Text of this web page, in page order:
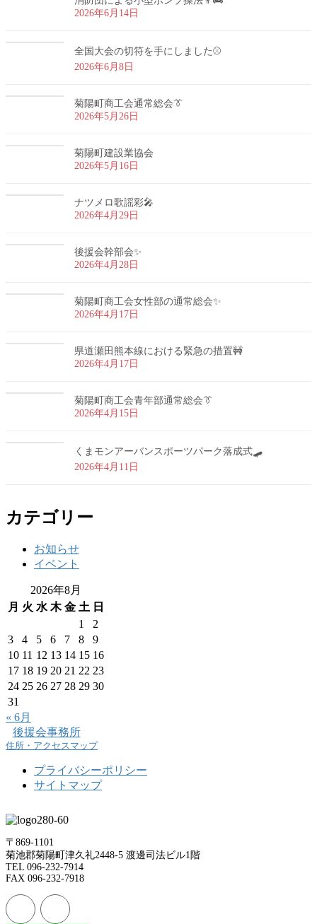
2026年6月14日
全国大会の切符を手にしました⚾
2026年6月8日
菊陽町商工会通常総会👔
2026年5月26日
菊陽町建設業協会
2026年5月16日
ナツメロ歌謡彩🎤
2026年4月29日
後援会幹部会✨
2026年4月28日
菊陽町商工会女性部の通常総会✨
2026年4月17日
県道瀬田熊本線における緊急の措置🚧
2026年4月17日
菊陽町商工会青年部通常総会👔
2026年4月15日
くまモンアーバンスポーツパーク落成式🛹
2026年4月11日
カテゴリー
お知らせ
イベント
2026年8月
月 火 水 木 金 土 日
1
2
3
4 5 6 7 8
9
10 11 12 13 14 15 16
17 18 19 20 21 22 23
24 25 26 27 28 29 30
31
« 6月
後援会事務所
住所・アクセスマップ
プライバシーポリシー
サイトマップ
〒869-1101
菊池郡菊陽町津久礼2448-5 渡邊司法ビル1階
TEL 096-232-7914
FAX 096-232-7918